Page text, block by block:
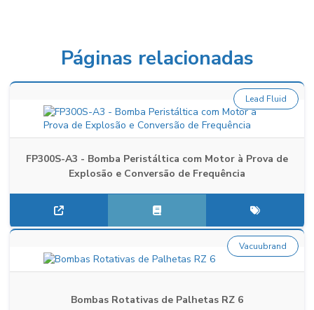
Páginas relacionadas
FP300S-A3 - Bomba Peristáltica com Motor à Prova de
Explosão e Conversão de Frequência
Lead Fluid
Bombas Rotativas de Palhetas RZ 6
Vacuubrand